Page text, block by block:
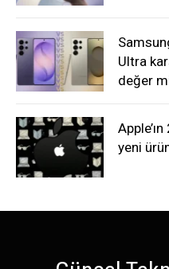
Ultra
değer
yeni